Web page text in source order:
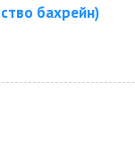
бахрейн)